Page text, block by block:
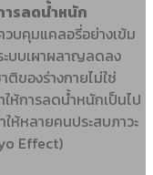
ารลดน้ำหนัก
บคุมแคลอรี่อย่างเข้ม
ะบบเผาผลาญลดลง
ของร่างกายไม่ใช่
ห้การลดน้ำหนักเป็นไป
ห้หลายคนประสบภาวะ
Effect)